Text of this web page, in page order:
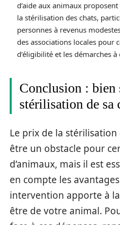
d’aide aux animaux
la stérilisation des chats,
personnes à revenus
des associations locales pour
d’éligibilité et les démarches à
Conclusion : bien
stérilisation de sa
Le prix de la stérilisation
être un obstacle pour
d’animaux, mais il est
en compte les
intervention apporte à
être de votre animal.